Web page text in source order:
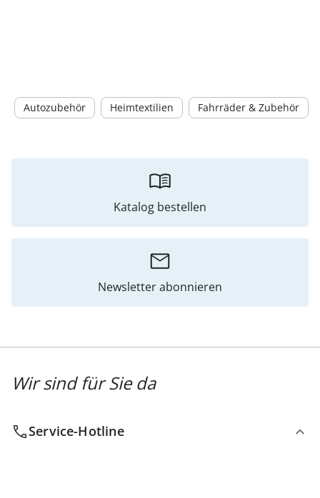
Autozubehör Heimtextilien Fahrräder & Zubehör
Katalog bestellen
Newsletter abonnieren
Wir sind für Sie da
Service-Hotline